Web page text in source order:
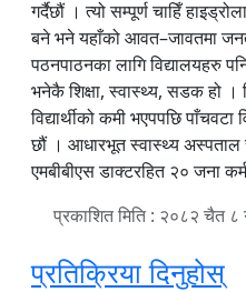
गर्दैछौं । त्यो सम्पूर्ण चाहिँ
बने भने यहाँको आवत–जावतमा
पठनपाठनका लागि विद्यालयहरु
भनेकै शिक्षा, स्वास्थ्य, सडक हो ।
विद्यार्थीको कमी भएपपछि
छौं । आधारभूत स्वास्थ्य
एमबीबीएस डाक्टरहित २० जना
प्रकाशित मिति : २०८२ चैत
प्रतिक्रिया दिनुहोस्